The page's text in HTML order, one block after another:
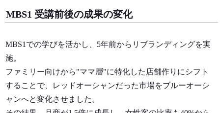
MBS1 受講前後の成果の変化
MBS1での学びを活かし、5年前からリブランディングを実
施。
ファミリー向けから"ママ層"に特化した店舗作りにシフト
することで、レッドオーシャンだった市場をブルーオーシ
ャンへと変化させました。